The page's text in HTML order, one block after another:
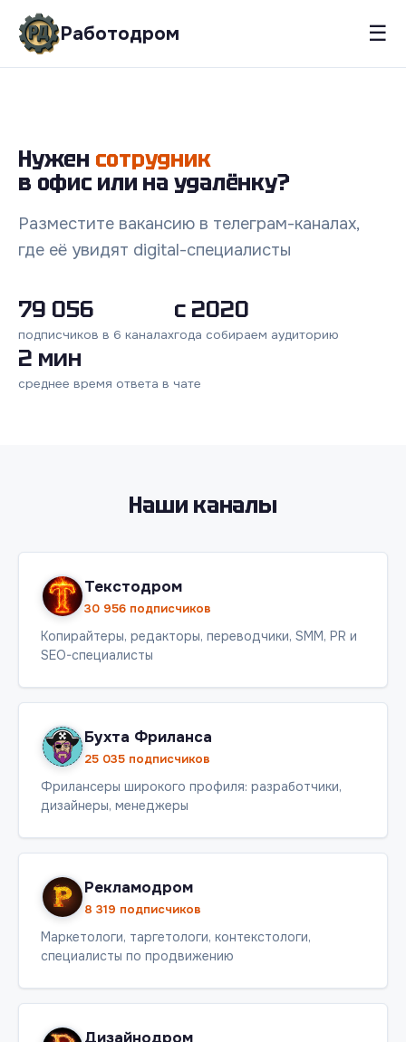
Работодром ☰
Нужен сотрудник
в офис или на удалёнку?
Разместите вакансию в телеграм-каналах,
где её увидят digital-специалисты
79 056
подписчиков в 6 каналах
с 2020
года собираем аудиторию
2 мин
среднее время ответа в чате
Наши каналы
Текстодром
30 956 подписчиков
Копирайтеры, редакторы, переводчики, SMM, PR и
SEO-специалисты
Бухта Фриланса
25 035 подписчиков
Фрилансеры широкого профиля: разработчики,
дизайнеры, менеджеры
Рекламодром
8 319 подписчиков
Маркетологи, таргетологи, контекстологи,
специалисты по продвижению
Дизайнодром